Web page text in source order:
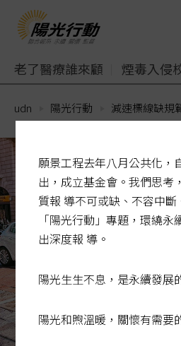
老了醫療誰來顧 煙毒入侵
udn 陽光行動 減速標線缺規
願景工程去年八月公共化，
出，成立基金會。我們思考
質報 導不可或缺、不容中
「陽光行動」專題，環繞
出深度報 導。
陽光生生不息，是永續發展
陽光和煦溫暖，關懷有需要